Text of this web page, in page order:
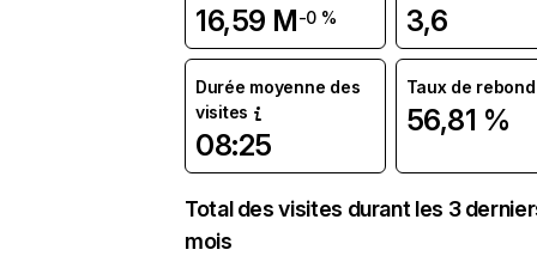
16,59 M-0 % 3,6
Durée moyenne des
visites
08:25
Taux de rebond
56,81 %
Total des visites durant les 3
mois